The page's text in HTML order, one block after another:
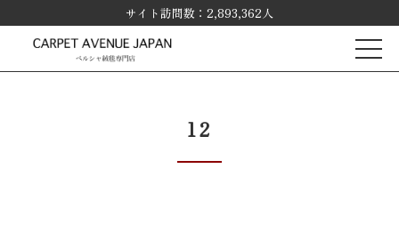
サイト訪問数：2,893,362人
12